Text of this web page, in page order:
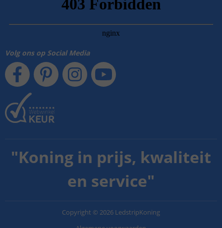
Volg ons op Social Media
"Koning in prijs, kwaliteit
en service"
Copyright © 2026 LedstripKoning